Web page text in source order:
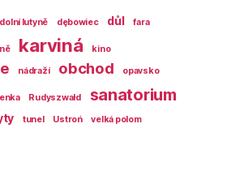
dolní lutyně dębowiec důl fara
karviná kino
nádraží obchod opavsko
Rudyszwałd sanatorium
tunel Ustroń
velká polom